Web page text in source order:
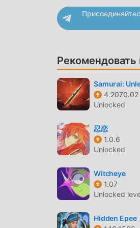
завоевать большое
and the Magpies
общаться и
к moddroid и
КРАСИВЫЙ
стилем, а благодаря
привлекает
adventure, Milo and
обновления.
улучшились.
пользователя, и
принес Milo and the
Samurai:
4.2070.02
Unlocked
忍恋
1.0.6
Unlocked
Witcheye
1.07
Unlocked
Hidden Epee